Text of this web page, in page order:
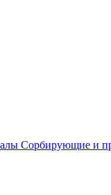
Сорбирующие и